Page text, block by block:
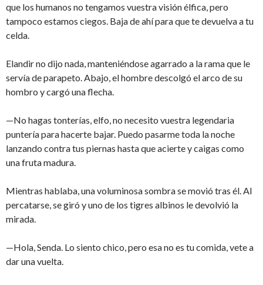
que los humanos no tengamos vuestra visión élfica, pero
tampoco estamos ciegos. Baja de ahí para que te devuelva a tu
celda.
Elandir no dijo nada, manteniéndose agarrado a la rama que le
servía de parapeto. Abajo, el hombre descolgó el arco de su
hombro y cargó una flecha.
—No hagas tonterías, elfo, no necesito vuestra legendaria
puntería para hacerte bajar. Puedo pasarme toda la noche
lanzando contra tus piernas hasta que acierte y caigas como
una fruta madura.
Mientras hablaba, una voluminosa sombra se movió tras él. Al
percatarse, se giró y uno de los tigres albinos le devolvió la
mirada.
—Hola, Senda. Lo siento chico, pero esa no es tu comida, vete a
dar una vuelta.